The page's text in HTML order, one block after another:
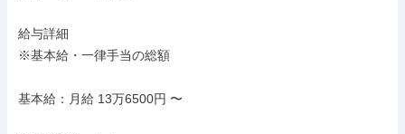
給与詳細
※基本給・一律手当の総額
基本給：月給 13万6500円 〜